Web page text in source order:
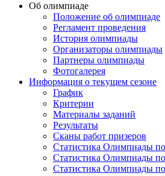
Об олимпиаде
Положение об олимпиаде
Регламент проведения
История олимпиады
Организаторы олимпиады
Партнеры олимпиады
Фотогалерея
Информация о текущем сезоне
График
Критерии
Материалы заданий
Результаты
Сканы работ призеров
Статистика Олимпиады
Статистика Олимпиады
Статистика Олимпиады